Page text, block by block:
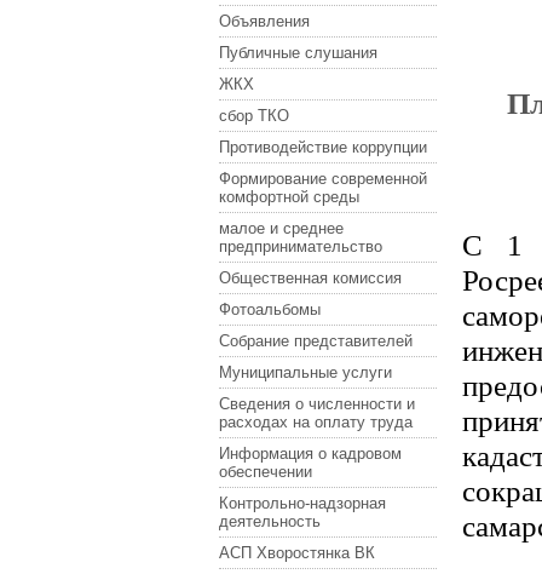
Объявления
Публичные слушания
ЖКХ
сбор ТКО
Противодействие коррупции
Формирование современной
комфортной среды
малое и среднее
предпринимательство
Общественная комиссия
Фотоальбомы
Собрание представителей
Муниципальные услуги
Сведения о численности и
расходах на оплату труда
Информация о кадровом
обеспечении
Контрольно-надзорная
деятельность
АСП Хворостянка ВК
С 1